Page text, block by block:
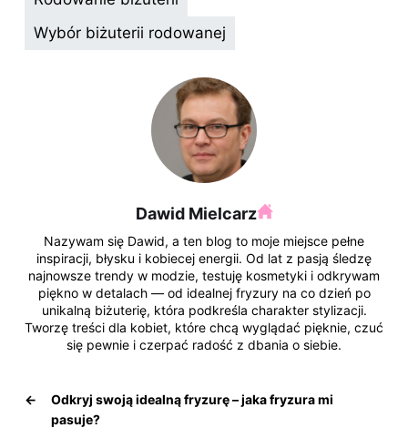
o
k
Wybór biżuterii rodowanej
Dawid Mielcarz
Nazywam się Dawid, a ten blog to moje miejsce pełne
inspiracji, błysku i kobiecej energii. Od lat z pasją śledzę
najnowsze trendy w modzie, testuję kosmetyki i odkrywam
piękno w detalach — od idealnej fryzury na co dzień po
unikalną biżuterię, która podkreśla charakter stylizacji.
Tworzę treści dla kobiet, które chcą wyglądać pięknie, czuć
się pewnie i czerpać radość z dbania o siebie.
←
Odkryj swoją idealną fryzurę – jaka fryzura mi
pasuje?